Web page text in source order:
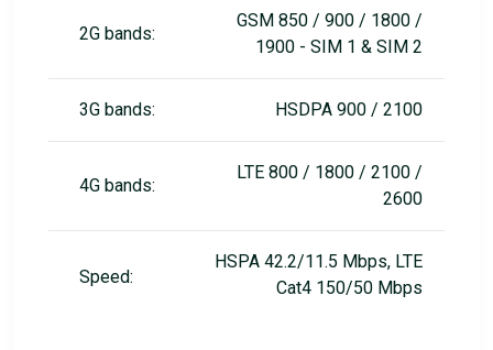
2G bands:
GSM 850 / 900 / 1800 /
1900 - SIM 1 & SIM 2
3G bands: HSDPA 900 / 2100
4G bands:
LTE 800 / 1800 / 2100 /
2600
Speed:
HSPA 42.2/11.5 Mbps, LTE
Cat4 150/50 Mbps